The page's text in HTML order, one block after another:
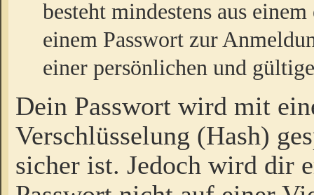
besteht mindestens aus
einem Passwort zur
einer persönlichen und
Dein Passwort wird mit
Verschlüsselung (Hash)
sicher ist. Jedoch wird dir